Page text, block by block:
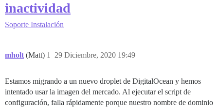
inactividad
Soporte Instalación
mholt (Matt) 29 Diciembre, 2020 19:49
1
Estamos migrando a un nuevo droplet de DigitalOcean y hemos
intentado usar la imagen del mercado. Al ejecutar el script de
configuración, falla rápidamente porque nuestro nombre de dominio